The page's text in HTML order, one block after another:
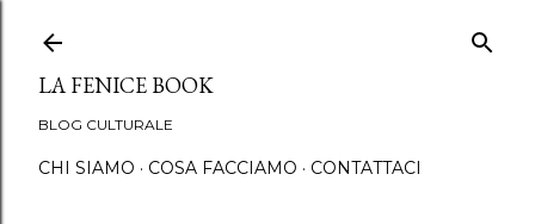
LA FENICE BOOK
BLOG CULTURALE
CHI SIAMO COSA FACCIAMO CONTATTACI